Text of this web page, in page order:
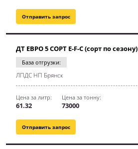
Отправить запрос
Отправить запрос
ДТ ЕВРО 5 СОРТ E-F-C (сорт по сезону)
База отгрузки:
ЛПДС НП Брянск
Цена за литр:
61.32
Цена за тонну:
73000